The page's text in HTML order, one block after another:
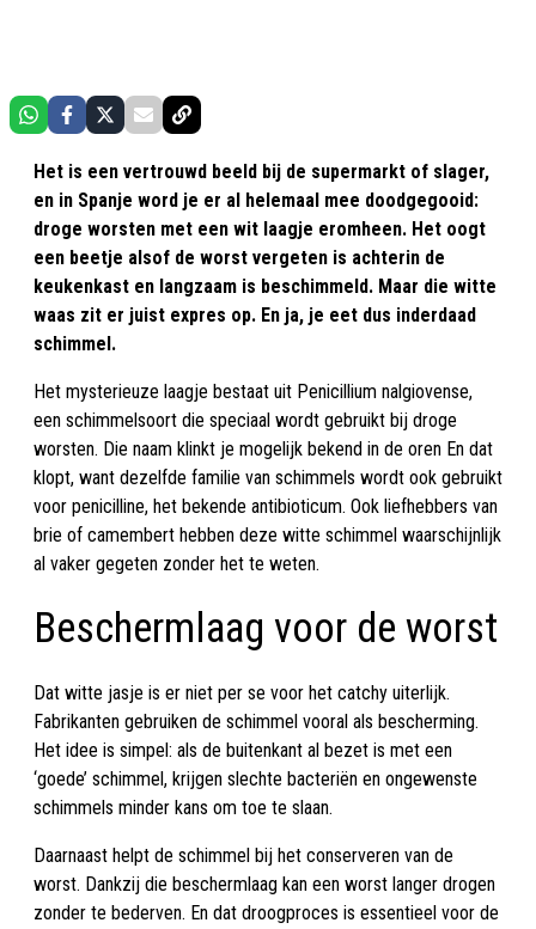
Het is een vertrouwd beeld bij de supermarkt of slager,
en in Spanje word je er al helemaal mee doodgegooid:
droge worsten met een wit laagje eromheen. Het oogt
een beetje alsof de worst vergeten is achterin de
keukenkast en langzaam is beschimmeld. Maar die witte
waas zit er juist expres op. En ja, je eet dus inderdaad
schimmel.
Het mysterieuze laagje bestaat uit Penicillium nalgiovense,
een schimmelsoort die speciaal wordt gebruikt bij droge
worsten. Die naam klinkt je mogelijk bekend in de oren En dat
klopt, want dezelfde familie van schimmels wordt ook gebruikt
voor penicilline, het bekende antibioticum. Ook liefhebbers van
brie of camembert hebben deze witte schimmel waarschijnlijk
al vaker gegeten zonder het te weten.
Beschermlaag voor de worst
Dat witte jasje is er niet per se voor het catchy uiterlijk.
Fabrikanten gebruiken de schimmel vooral als bescherming.
Het idee is simpel: als de buitenkant al bezet is met een
‘goede’ schimmel, krijgen slechte bacteriën en ongewenste
schimmels minder kans om toe te slaan.
Daarnaast helpt de schimmel bij het conserveren van de
worst. Dankzij die beschermlaag kan een worst langer drogen
zonder te bederven. En dat droogproces is essentieel voor de